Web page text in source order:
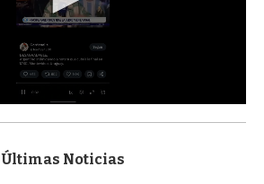
Últimas Noticias